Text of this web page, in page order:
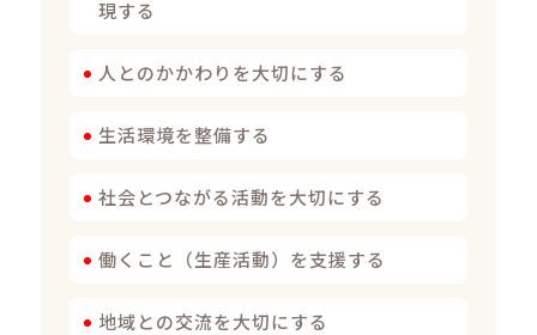
現する
人とのかかわりを大切にする
生活環境を整備する
社会とつながる活動を大切にする
働くこと（生産活動）を支援する
地域との交流を大切にする